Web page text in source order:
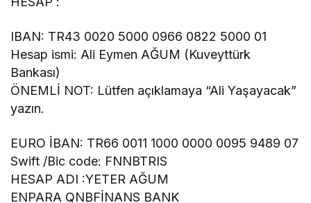
IBAN: TR43 0020 5000 0966 0822 5000 01
Hesap ismi: Ali Eymen AĞUM (Kuveyttürk
Bankası)
ÖNEMLİ NOT: Lütfen açıklamaya “Ali Yaşayacak”
yazın.
EURO İBAN: TR66 0011 1000 0000 0095 9489 07
Swift /Bic code: FNNBTRIS
HESAP ADI :YETER AĞUM
ENPARA QNBFİNANS BANK